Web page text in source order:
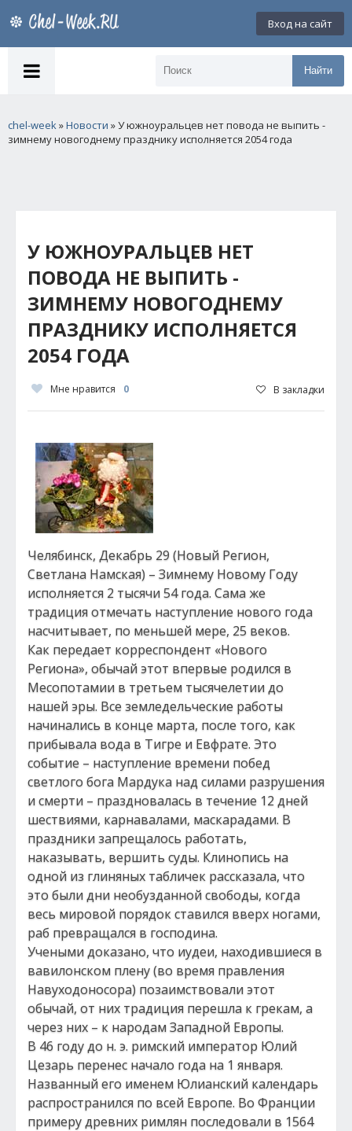
Вход на сайт
Найти
chel-week»Новости » У южноуральцев нет повода не выпить -
зимнему новогоднему празднику исполняется 2054 года
У ЮЖНОУРАЛЬЦЕВ НЕТ
ПОВОДА НЕ ВЫПИТЬ -
ЗИМНЕМУ НОВОГОДНЕМУ
ПРАЗДНИКУ ИСПОЛНЯЕТСЯ
2054 ГОДА
Мне нравится 0 В закладки
Челябинск, Декабрь 29 (Новый Регион,
Светлана Намская) – Зимнему Новому Году
исполняется 2 тысячи 54 года. Сама же
традиция отмечать наступление нового года
насчитывает, по меньшей мере, 25 веков.
Как передает корреспондент «Нового
Региона», обычай этот впервые родился в
Месопотамии в третьем тысячелетии до
нашей эры. Все земледельческие работы
начинались в конце марта, после того, как
прибывала вода в Тигре и Евфрате. Это
событие – наступление времени побед
светлого бога Мардука над силами разрушения
и смерти – праздновалась в течение 12 дней
шествиями, карнавалами, маскарадами. В
праздники запрещалось работать,
наказывать, вершить суды. Клинопись на
одной из глиняных табличек рассказала, что
это были дни необузданной свободы, когда
весь мировой порядок ставился вверх ногами,
раб превращался в господина.
Учеными доказано, что иудеи, находившиеся в
вавилонском плену (во время правления
Навуходоносора) позаимствовали этот
обычай, от них традиция перешла к грекам, а
через них – к народам Западной Европы.
В 46 году до н. э. римский император Юлий
Цезарь перенес начало года на 1 января.
Названный его именем Юлианский календарь
распространился по всей Европе. Во Франции
примеру древних римлян последовали в 1564